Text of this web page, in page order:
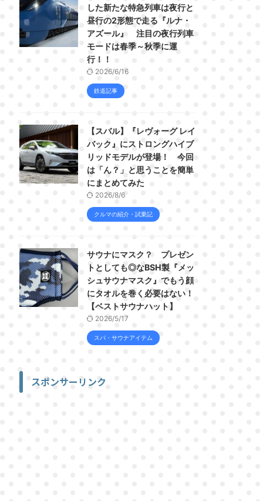
した新たな特急列車は夜行と
昼行の2形態で走る『ルナ・
アズール』 注目の夜行列車
モードは春季～秋季に運
行！！
2026/6/16
鉄道記事
【スバル】『レヴォーグ レイ
バック』にストロングハイブ
リッドモデルが登場！ 今回
は「ん？」と思うことを簡単
にまとめてみた
2026/8/6
クルマの紹介・試乗記
サウナにマスク？ プレゼン
トとしても◎なBSH製『メッ
シュサウナマスク』でもう顔
にタオルを巻く必要はない！
【ベストサウナハット】
2026/5/17
スパ・サウナアイテム
スポンサーリンク